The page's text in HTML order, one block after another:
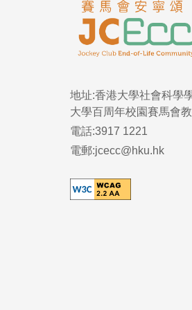
地址:香港大學社會科學
大學百周年校園賽馬會
電話:3917 1221
電郵:jcecc@hku.hk